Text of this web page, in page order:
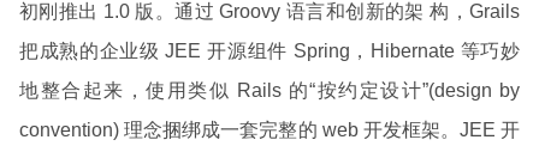
初刚推出 1.0 版。通过 Groovy 语言和创新的架 构，Grails
把成熟的企业级 JEE 开源组件 Spring，Hibernate 等巧妙
地整合起来，使用类似 Rails 的“按约定设计”(design by
convention) 理念捆绑成一套完整的 web 开发框架。JEE 开